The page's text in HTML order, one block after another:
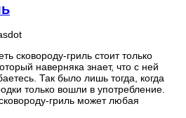
сковороду-гриль стоит только
наверняка знает, что с ней
Так было лишь тогда, когда
только вошли в употребление.
гриль может любая